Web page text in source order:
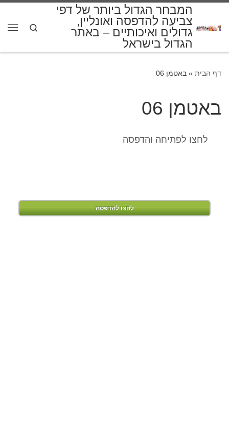
המבחר הגדול ביותר של דפי
צביעה להדפסה ואונליין,
גדולים ואיכותיים – באתר
הגדול בישראל
Search
דף הבית » באטמן 06
באטמן 06
לחצו לפתיחה והדפסה
לחצו להדפסה